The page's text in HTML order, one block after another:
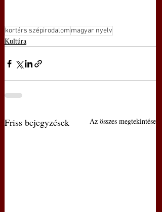
kortárs szépirodalom magyar nyelv
Kultúra
Friss bejegyzések Az összes megtekintése